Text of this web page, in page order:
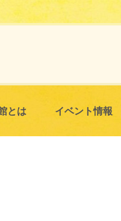
とは イベント情報